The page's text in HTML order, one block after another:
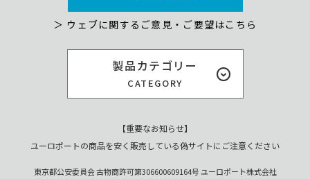
製品カテゴリー
CATEGORY
＞ ウェブに関するご意見・ご要望はこちら
【重要なお知らせ】
ユーロポートの商品を安く販売している偽サイトにご注意ください
東京都公安委員会 古物商許可第306600609164号 ユーロポート株式会社